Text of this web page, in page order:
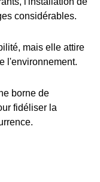
considérables.
mais elle attire
l'environnement.
borne de
fidéliser la